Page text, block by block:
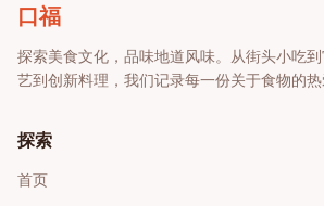
口福
探索美食文化，品味地道风味。从街头小吃
艺到创新料理，我们记录每一份关于食物的热
探索
首页